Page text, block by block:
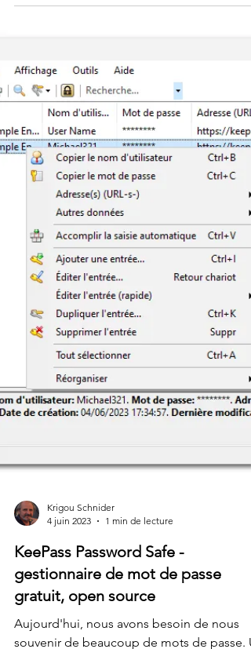
Il est possible de récupérer un mot de
points...
Krigou Schnider